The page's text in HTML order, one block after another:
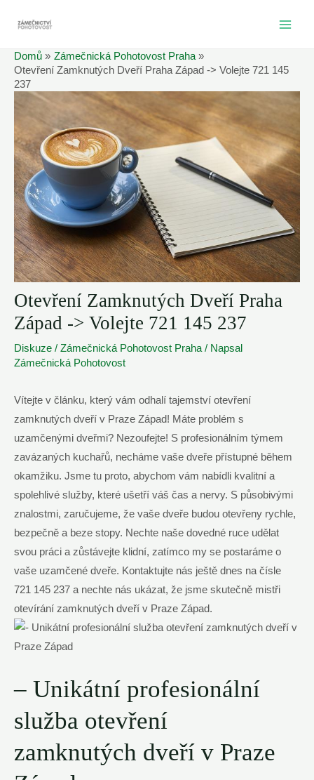
Domů
Zámečnická Pohotovost Praha
Otevření Zamknutých Dveří Praha Západ -> Volejte 721 145
237
Otevření Zamknutých Dveří Praha
Západ -> Volejte 721 145 237
Diskuze / Zámečnická Pohotovost Praha/ Napsal
Zámečnická Pohotovost
Vítejte v článku, který vám odhalí tajemství otevření
zamknutých‌ dveří v⁣ Praze⁢ Západ! Máte problém s
uzamčenými dveřmi? Nezoufejte! ⁤S ‌profesionálním týmem
zavázaných⁢ kuchařů, necháme vaše dveře přístupné během
okamžiku. Jsme tu proto, abychom vám nabídli kvalitní a
spolehlivé služby, ‌které ušetří váš čas a nervy. S ⁣působivými
znalostmi, zaručujeme, že ‍vaše dveře budou otevřeny rychle,
bezpečně a beze​ stopy. Nechte naše dovedné ruce udělat
svou práci a zůstávejte‍ klidní, zatímco my se postaráme o
vaše‍ uzamčené dveře. Kontaktujte⁤ nás⁣ ještě dnes na ⁣čísle
721 ‌145 237​ a nechte‌ nás ukázat, že jsme ⁣skutečně mistři
otevírání zamknutých ⁤dveří ​v Praze Západ.
– ‍Unikátní profesionální
‍služba otevření
zamknutých dveří v ​Praze ​